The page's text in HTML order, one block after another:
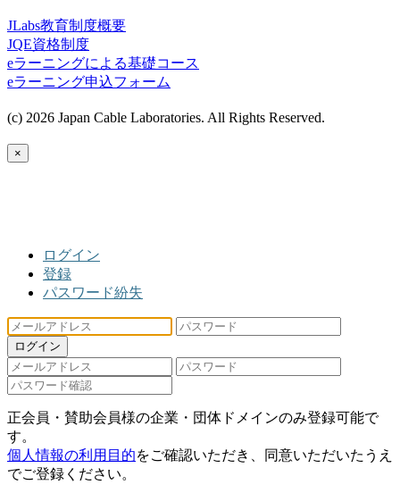
JLabs教育制度概要
JQE資格制度
eラーニングによる基礎コース
eラーニング申込フォーム
(c) 2026 Japan Cable Laboratories. All Rights Reserved.
×
ログイン
登録
パスワード紛失
ログイン
正会員・賛助会員様の企業・団体ドメインのみ登録可能で
す。
個人情報の利用目的をご確認いただき、同意いただいたうえ
でご登録ください。